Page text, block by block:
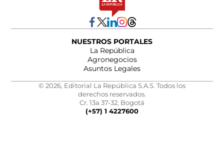
NUESTROS PORTALES
La República
Agronegocios
Asuntos Legales
© 2026, Editorial La República S.A.S. Todos los
derechos reservados.
Cr. 13a 37-32, Bogotá
(+57) 1 4227600